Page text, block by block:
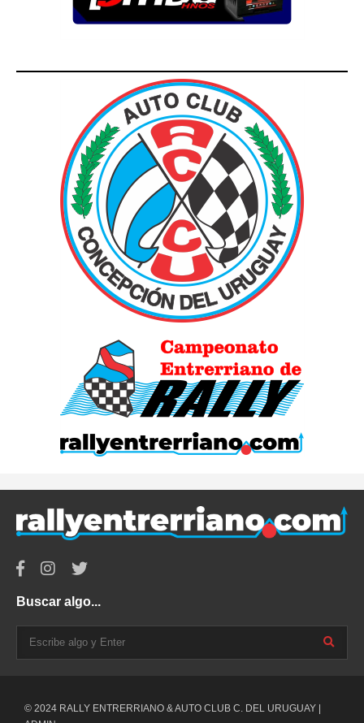
Buscar algo...
© 2024 RALLY ENTRERRIANO & AUTO CLUB C. DEL URUGUAY |